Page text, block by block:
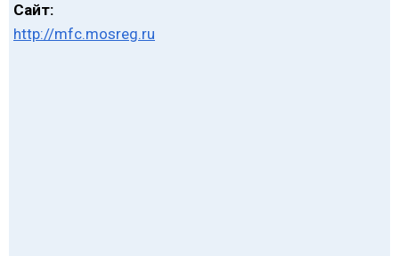
Сайт:
http://mfc.mosreg.ru